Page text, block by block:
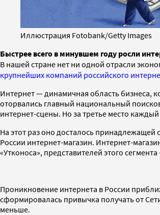
Иллюстрация Fotobank/Getty Images
Быстрее всего в минувшем году росли
В нашей стране нет ни одной отрасли
крупнейших компаний российского
Интернет — динамичная область бизнеса,
оторвались главный национальный
интернет-сцены. Но за третье место
На этот раз оно досталось принадлежащей
России интернет-магазин. Интернет-
«Утконоса», представителей этого
Проникновение интернета в России
сформировалась привычка получать от
меньше.